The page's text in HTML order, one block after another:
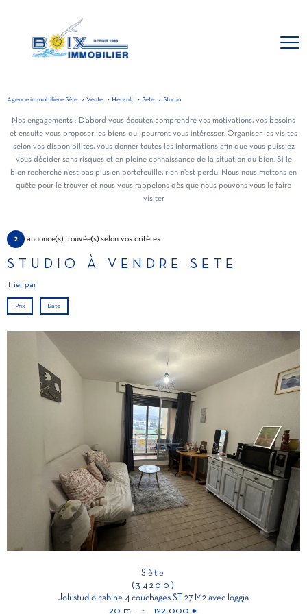
Agence immobilière Sète Vente Herault Sete Studio
Nos engagements : D’abord vous écouter, comprendre vos motivations, vos besoins
et ensuite vous proposer les biens qui pourront vous intéresser. Organiser les visites
selon vos disponibilités, vous donner toutes les informations afin que vous puissiez
vous décider sans risques et en pleine connaissance de la situation du bien. Si le
bien recherché n’est pas plus en portefeuille, rien n’est perdu. Nous nous mettons en
quête pour le trouver et nous vous rappelons dès que nous pouvons vous le faire
visiter
2 annonce(s) trouvée(s) selon vos critères
STUDIO À VENDRE SETE
Trier par
Prix Date
Sète
(34200)
Joli studio cabine 4 couchages ST 27 M2 avec loggia
20 m² - 122 000 €